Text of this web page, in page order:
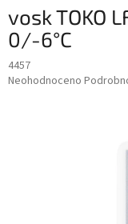
vosk TOKO
0/-6°C
4457
Průměrné
Neohodnoceno